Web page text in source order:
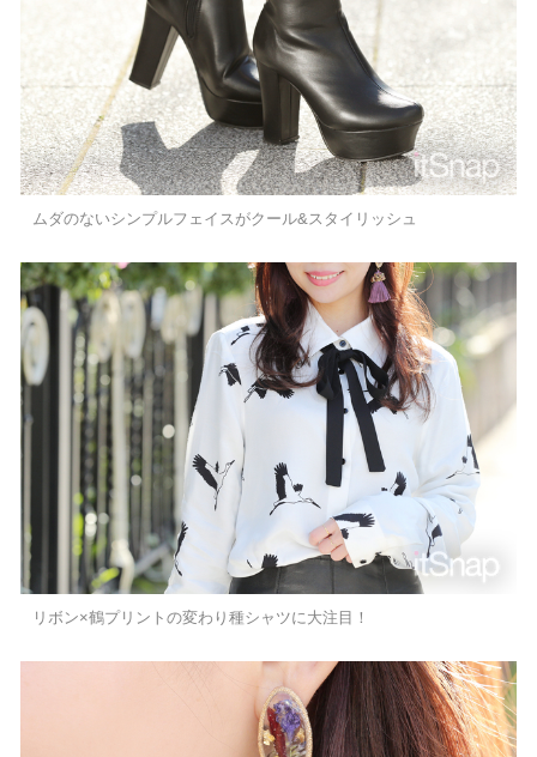
ムダのないシンプルフェイスがクール&スタイリッシュ
リボン×鶴プリントの変わり種シャツに大注目！